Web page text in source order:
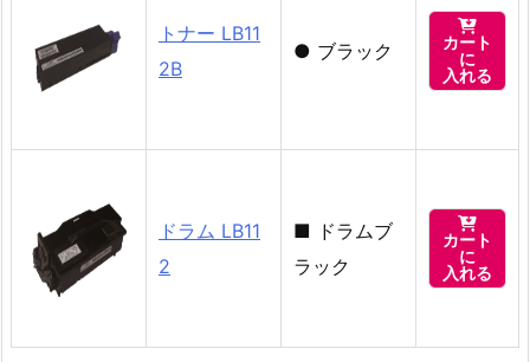
トナー LB11
2B
● ブラック

カート
に
入れる
ドラム LB11
2
■ ドラムブ
ラック

カート
に
入れる